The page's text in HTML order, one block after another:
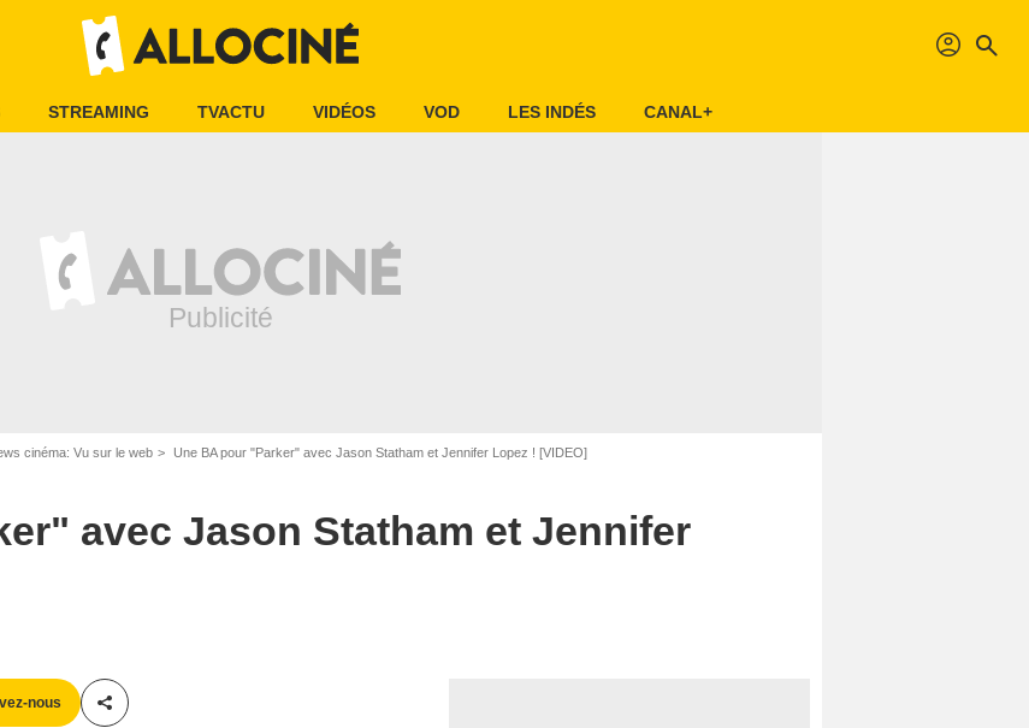
profil search
STREAMING TVACTU VIDÉOS VOD LES INDÉS CANAL+
cinéma: Vu sur le web Une BA pour "Parker" avec Jason Statham et Jennifer Lopez ! [VIDEO]
avec Jason Statham et Jennifer
nous
Partager cet article